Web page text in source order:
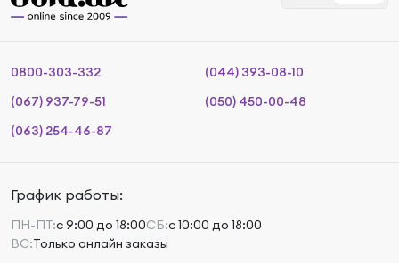
0800-303-332
(044) 393-08-10
(067) 937-79-51
(050) 450-00-48
(063) 254-46-87
График работы:
ПН-ПТ:с 9:00 до 18:00СБ:с 10:00 до 18:00
ВС:Только онлайн заказы